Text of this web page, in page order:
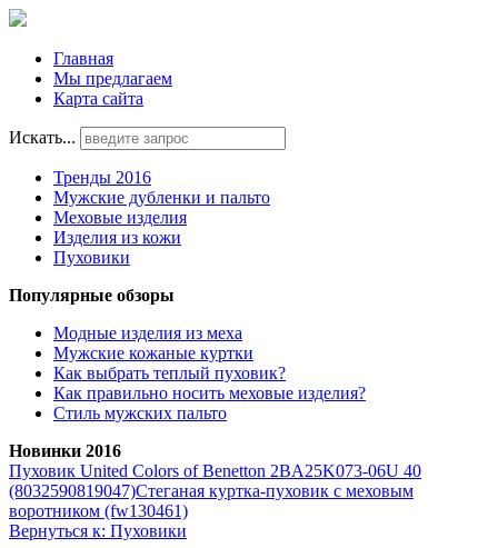
Главная
Мы предлагаем
Карта сайта
Искать...
Тренды 2016
Мужские дубленки и пальто
Меховые изделия
Изделия из кожи
Пуховики
Популярные обзоры
Модные изделия из меха
Мужские кожаные куртки
Как выбрать теплый пуховик?
Как правильно носить меховые изделия?
Стиль мужских пальто
Новинки 2016
Пуховик United Colors of Benetton 2BA25K073-06U 40
(8032590819047)Стеганая куртка-пуховик с меховым
воротником (fw130461)
Вернуться к: Пуховики